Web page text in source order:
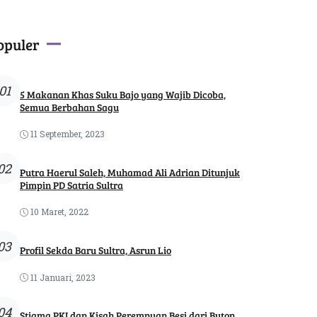
01
5 Makanan Khas Suku Bajo yang Wajib Dicoba,
Semua Berbahan Sagu
11 September, 2023
Putra Haerul Saleh, Muhamad Ali Adrian Ditunjuk
Pimpin PD Satria Sultra
10 Maret, 2022
Profil Sekda Baru Sultra, Asrun Lio
11 Januari, 2023